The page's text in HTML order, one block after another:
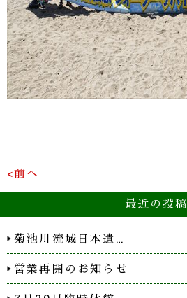
<前へ
最近の投稿
菊池川流域日本遺…
営業再開のお知らせ